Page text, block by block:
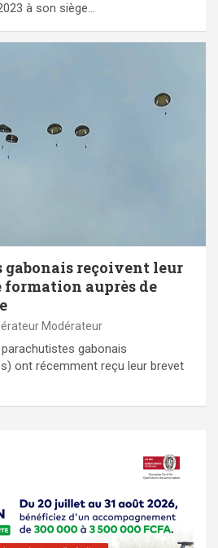
à son siège…
gabonais reçoivent leur
formation auprès de
Modérateur
gabonais
ont récemment reçu leur brevet